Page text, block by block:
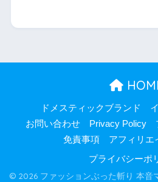
ドメスティックブランド
お問い合わせ
Privacy Policy
免責事項
アフィリエ
プライバシーポ
© 2026 ファッションぶった斬り 本音